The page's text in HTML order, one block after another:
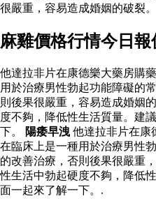
很嚴重，容易造成婚姻的破裂
麻雞價格行情今日
他達拉非片在康德樂大藥房購
用於治療男性勃起功能障礙的
則後果很嚴重，容易造成婚姻
度不夠，降低性生活質量。建
下。
陽痿早洩 他達拉非片在康
在臨床上是一種用於治療男性
的改善治療，否則後果很嚴重
性生活中勃起硬度不夠，降低
面一起來了解一下。.